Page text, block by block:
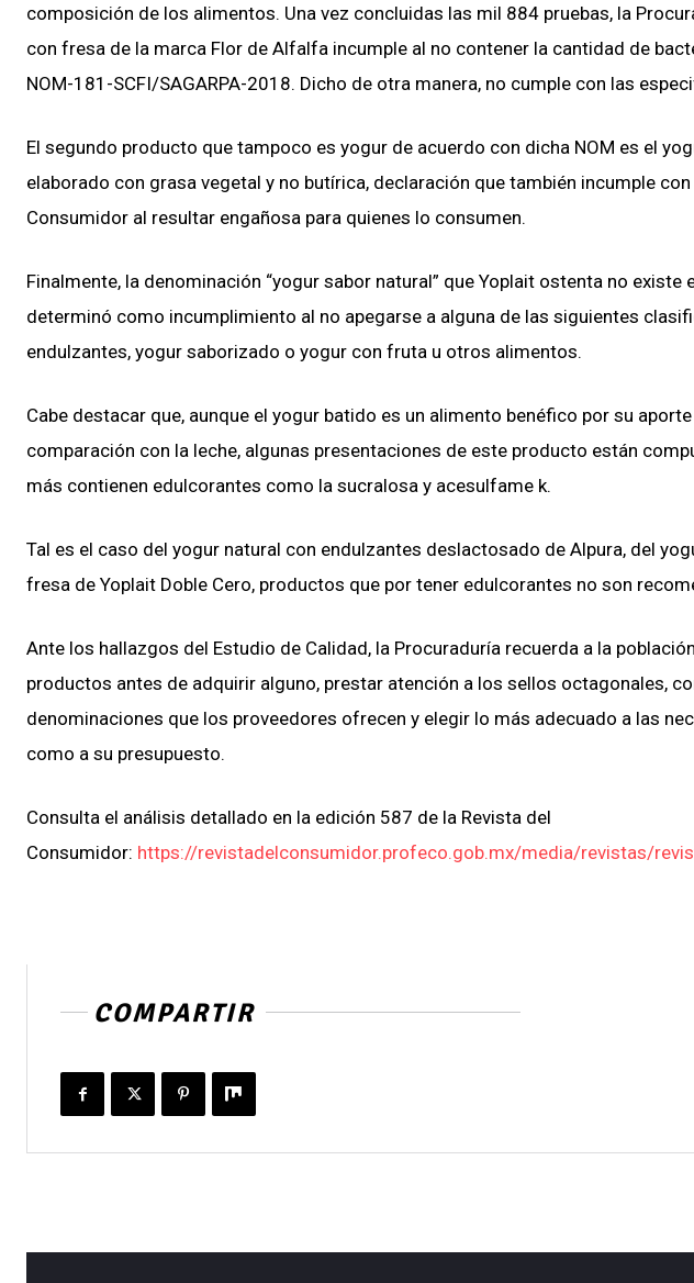
composición de los alimentos. Una vez concluidas las mil 884 pruebas, la
con fresa de la marca Flor de Alfalfa incumple al no contener la cantidad de
NOM-181-SCFI/SAGARPA-2018. Dicho de otra manera, no cumple con las
El segundo producto que tampoco es yogur de acuerdo con dicha NOM es el
elaborado con grasa vegetal y no butírica, declaración que también incumple
Consumidor al resultar engañosa para quienes lo consumen.
Finalmente, la denominación “yogur sabor natural” que Yoplait ostenta no existe
determinó como incumplimiento al no apegarse a alguna de las siguientes
endulzantes, yogur saborizado o yogur con fruta u otros alimentos.
Cabe destacar que, aunque el yogur batido es un alimento benéfico por su
comparación con la leche, algunas presentaciones de este producto están
más contienen edulcorantes como la sucralosa y acesulfame k.
Tal es el caso del yogur natural con endulzantes deslactosado de Alpura, del
fresa de Yoplait Doble Cero, productos que por tener edulcorantes no son
Ante los hallazgos del Estudio de Calidad, la Procuraduría recuerda a la
productos antes de adquirir alguno, prestar atención a los sellos octagonales,
denominaciones que los proveedores ofrecen y elegir lo más adecuado a las
como a su presupuesto.
Consulta el análisis detallado en la edición 587 de la Revista del
Consumidor: https://revistadelconsumidor.profeco.gob.mx/media/revistas/
COMPARTIR